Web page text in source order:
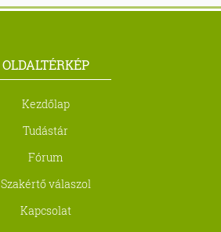
OLDALTÉRKÉP
Kezdőlap
Tudástár
Fórum
Szakértő válaszol
Kapcsolat